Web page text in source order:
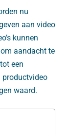
nu
aan video
kunnen
aandacht te
een
productvideo
waard.